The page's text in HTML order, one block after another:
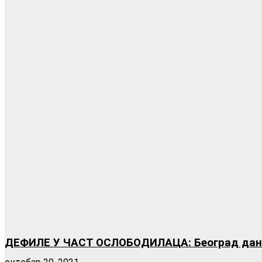
ДЕФИЛЕ У ЧАСТ ОСЛОБОДИЛАЦА: Београд